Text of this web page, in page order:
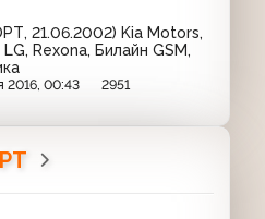
21.06.2002) Kia Motors,
Rexona, Билайн GSM,
2016, 00:43 2951